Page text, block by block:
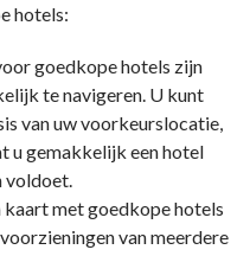
hotels:
goedkope hotels zijn
te navigeren. U kunt
van uw voorkeurslocatie,
u gemakkelijk een hotel
voldoet.
met goedkope hotels
van meerdere